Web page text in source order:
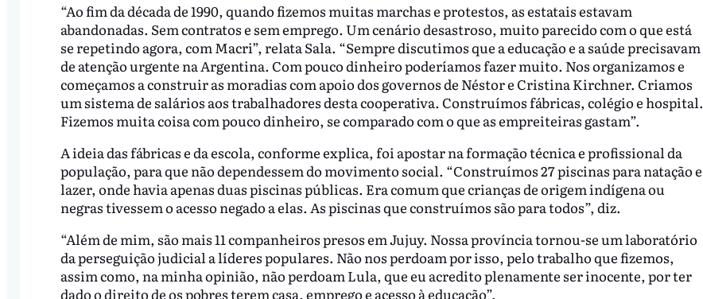
“Ao fim da década de 1990, quando fizemos muitas marchas e protestos, as estatais estavam
abandonadas. Sem contratos e sem emprego. Um cenário desastroso, muito parecido com o que está
se repetindo agora, com Macri”, relata Sala. “Sempre discutimos que a educação e a saúde precisavam
de atenção urgente na Argentina. Com pouco dinheiro poderíamos fazer muito. Nos organizamos e
começamos a construir as moradias com apoio dos governos de Néstor e Cristina Kirchner. Criamos
um sistema de salários aos trabalhadores desta cooperativa. Construímos fábricas, colégio e hospital.
Fizemos muita coisa com pouco dinheiro, se comparado com o que as empreiteiras gastam”.
A ideia das fábricas e da escola, conforme explica, foi apostar na formação técnica e profissional da
população, para que não dependessem do movimento social. “Construímos 27 piscinas para natação e
lazer, onde havia apenas duas piscinas públicas. Era comum que crianças de origem indígena ou
negras tivessem o acesso negado a elas. As piscinas que construímos são para todos”, diz.
“Além de mim, são mais 11 companheiros presos em Jujuy. Nossa província tornou-se um laboratório
da perseguição judicial a líderes populares. Não nos perdoam por isso, pelo trabalho que fizemos,
assim como, na minha opinião, não perdoam Lula, que eu acredito plenamente ser inocente, por ter
dado o direito de os pobres terem casa, emprego e acesso à educação”.